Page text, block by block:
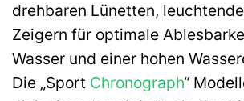
drehbaren Lünetten,
Zeigern für optimale
Wasser und einer hohen
Die „Sport Chronograph“